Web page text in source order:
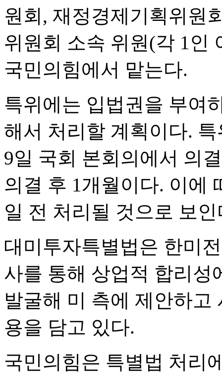
원회, 재정경제기획위원
위원회 소속 위원(각 1인
국민의힘에서 맡는다.
특위에는 입법권을 부여
해서 처리할 계획이다.
9일 국회 본회의에서 의
의결 후 1개월이다. 이에
일 전 처리될 것으로 보인
대미투자특별법은 한미
사를 통해 상업적 합리성
발굴해 미 측에 제안하고
용을 담고 있다.
국민의힘은 특별법 처리